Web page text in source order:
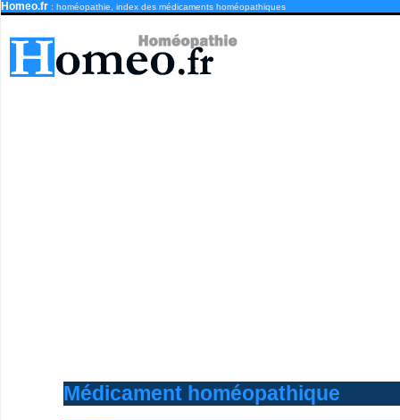
Homeo.fr : homéopathie, index des médicaments homéopathiques
Médicament homéopathique